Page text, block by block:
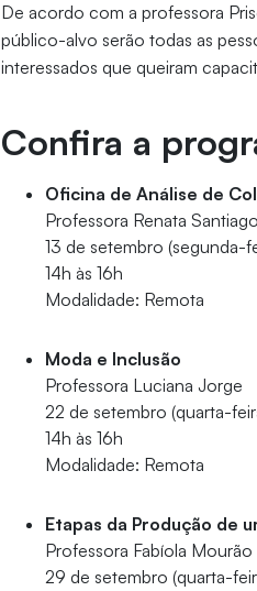
De acordo com a professora
público-alvo serão todas as
interessados que queiram
Confira a
Oficina de Análise de
Professora Renata Santiago
13 de setembro (segunda-
14h às 16h
Modalidade: Remota
Moda e Inclusão
Professora Luciana Jorge
22 de setembro (quarta-
14h às 16h
Modalidade: Remota
Etapas da Produção de
Professora Fabíola Mourão
29 de setembro (quarta-